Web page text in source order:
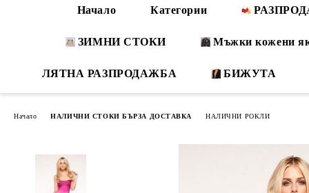
Начало Категории
ЗИМНИ СТОКИ Мъжки кожени
ЛЯТНА РАЗПРОДАЖБА БИЖУТА
Начало НАЛИЧНИ СТОКИ БЪРЗА ДОСТАВКА НАЛИЧНИ РОКЛИ